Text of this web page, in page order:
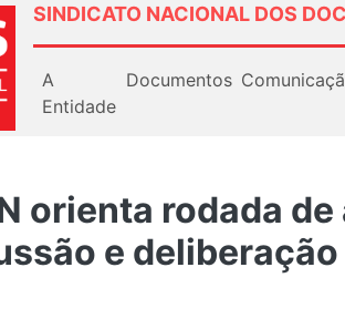
SINDICATO NACIONAL DOS
A
Entidade
Documentos
orienta rodada
e